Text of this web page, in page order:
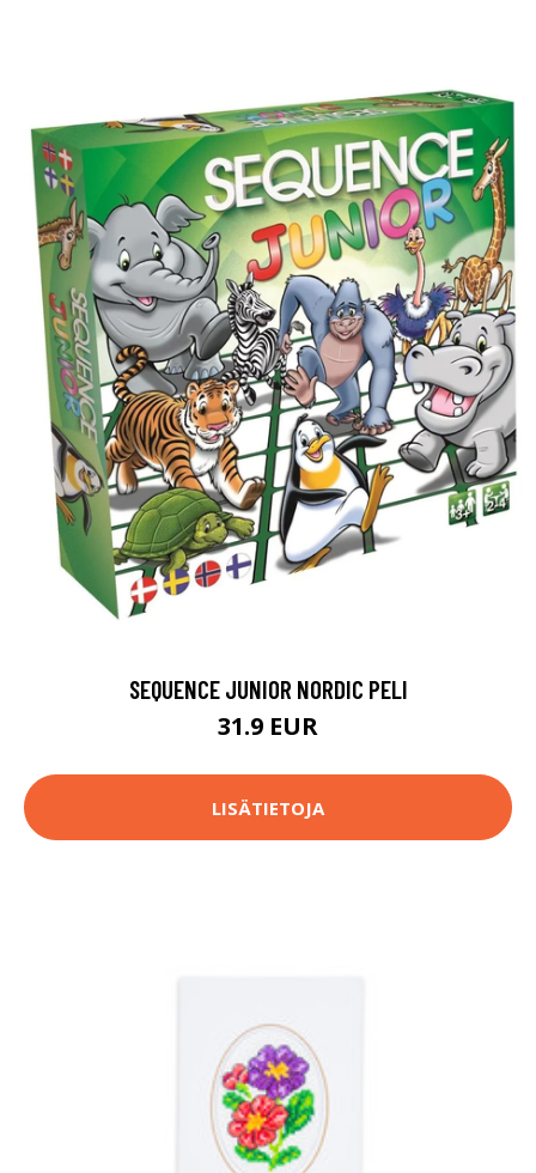
SEQUENCE JUNIOR NORDIC PELI
31.9 EUR
LISÄTIETOJA